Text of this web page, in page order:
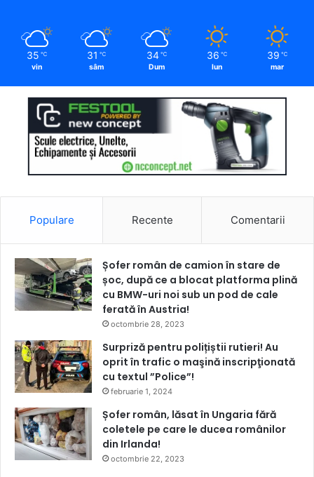
35 ℃
vin
31 ℃
sâm
34 ℃
Dum
36 ℃
lun
39 ℃
mar
Populare Recente Comentarii
Șofer român de camion în stare de
șoc, după ce a blocat platforma plină
cu BMW-uri noi sub un pod de cale
ferată în Austria!
octombrie 28, 2023
Surpriză pentru polițiștii rutieri! Au
oprit în trafic o maşină inscripţionată
cu textul ”Police”!
februarie 1, 2024
Șofer român, lăsat în Ungaria fără
coletele pe care le ducea românilor
din Irlanda!
octombrie 22, 2023